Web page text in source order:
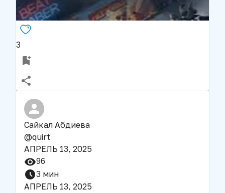
3
Сайкал Абдиева
@quirt
АПРЕЛЬ 13, 2025
96
3 мин
АПРЕЛЬ 13, 2025